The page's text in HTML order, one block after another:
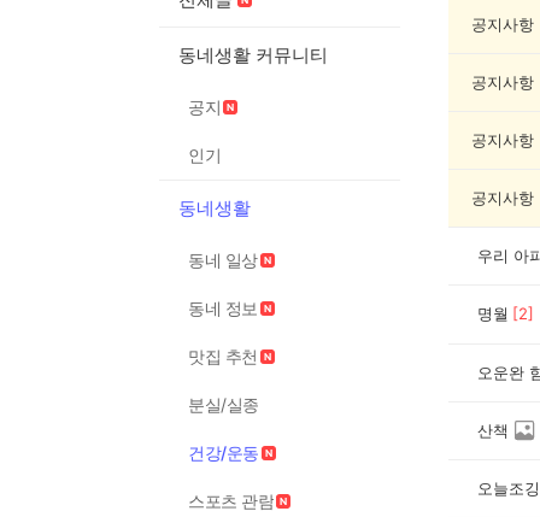
동네생활 커뮤니티
공지
인기
동네생활
동네 일상
동네 정보
맛집 추천
분실/실종
건강/운동
스포츠 관람
공지사항
공지사항
공지사항
공지사항
우리 아
명월 [2]
오운완
산책
오늘조